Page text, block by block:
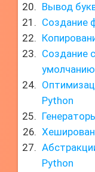
Вывод
Создание
Создание
умолчанию
Python
Python